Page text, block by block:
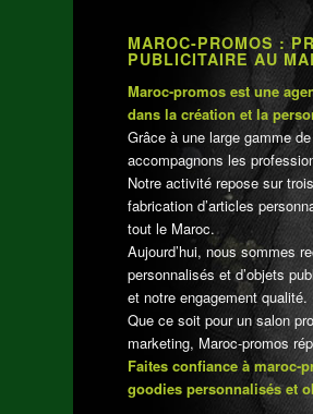
MAROC-PROMOS :
PUBLICITAIRE AU
Maroc-promos est une
dans la création et la
Grâce à une large gamme
accompagnons les
Notre activité repose sur
fabrication d’articles
tout le Maroc.
Aujourd’hui, nous sommes
personnalisés et d’objets
et notre engagement qualité.
Que ce soit pour un salon
marketing, Maroc-promos
Faites confiance à maroc-
goodies personnalisés et